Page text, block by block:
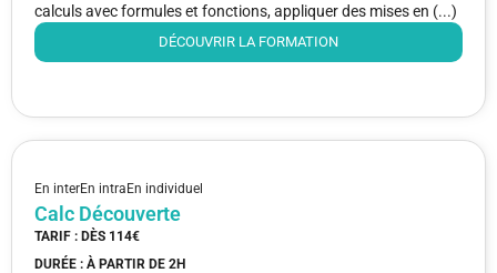
calculs avec formules et fonctions, appliquer des mises en (...)
DÉCOUVRIR LA FORMATION
En interEn intraEn individuel
Calc Découverte
TARIF : DÈS 114€
DURÉE : À PARTIR DE 2H